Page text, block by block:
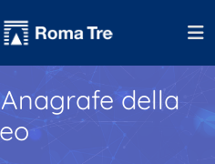
della